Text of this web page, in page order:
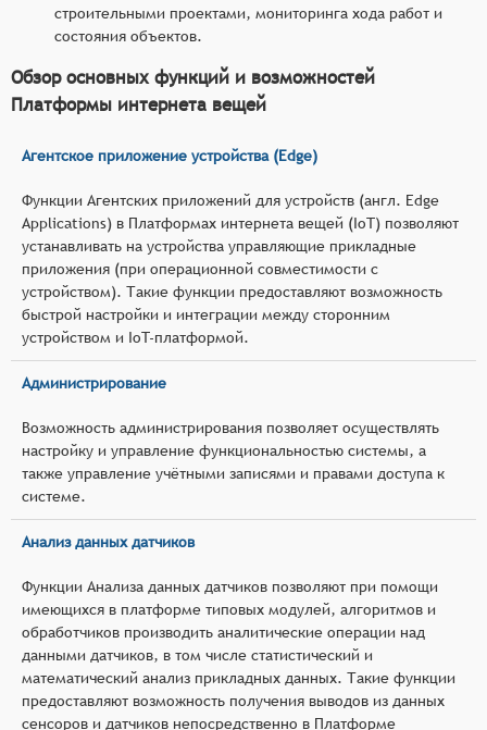
строительными проектами, мониторинга хода работ и
состояния объектов.
Обзор основных функций и возможностей
Платформы интернета вещей
Агентское приложение устройства (Edge)
Функции Агентских приложений для устройств (англ. Edge
Applications) в Платформах интернета вещей (IoT) позволяют
устанавливать на устройства управляющие прикладные
приложения (при операционной совместимости с
устройством). Такие функции предоставляют возможность
быстрой настройки и интеграции между сторонним
устройством и IoT-платформой.
Администрирование
Возможность администрирования позволяет осуществлять
настройку и управление функциональностью системы, а
также управление учётными записями и правами доступа к
системе.
Анализ данных датчиков
Функции Анализа данных датчиков позволяют при помощи
имеющихся в платформе типовых модулей, алгоритмов и
обработчиков производить аналитические операции над
данными датчиков, в том числе статистический и
математический анализ прикладных данных. Такие функции
предоставляют возможность получения выводов из данных
сенсоров и датчиков непосредственно в Платформе